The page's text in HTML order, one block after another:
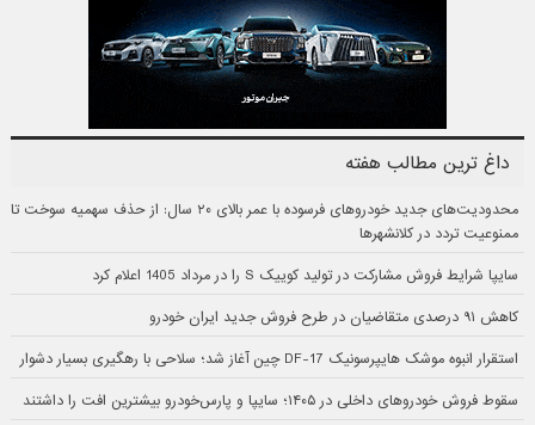
داغ ترین مطالب هفته
محدودیت‌های جدید خودروهای فرسوده با عمر بالای ۲۰ سال: از حذف سهمیه سوخت تا
ممنوعیت تردد در کلانشهرها
سایپا شرایط فروش مشارکت در تولید کوییک S را در مرداد 1405 اعلام کرد
کاهش ۹۱ درصدی متقاضیان در طرح فروش جدید ایران خودرو
استقرار انبوه موشک هایپرسونیک DF-17 چین آغاز شد؛ سلاحی با رهگیری بسیار دشوار
سقوط فروش خودروهای داخلی در ۱۴۰۵؛ سایپا و پارس‌خودرو بیشترین افت را داشتند